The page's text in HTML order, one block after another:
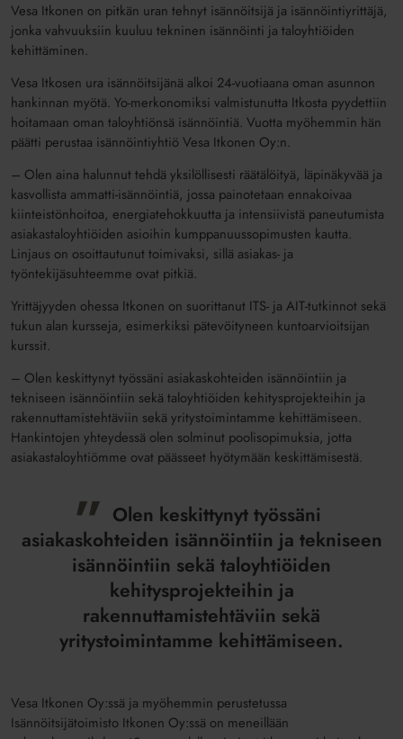
Vesa Itkonen on pitkän uran tehnyt isännöitsijä ja isännöintiyrittäjä,
jonka vahvuuksiin kuuluu tekninen isännöinti ja taloyhtiöiden
kehittäminen.
Vesa Itkosen ura isännöitsijänä alkoi 24-vuotiaana oman asunnon
hankinnan myötä. Yo-merkonomiksi valmistunutta Itkosta pyydettiin
hoitamaan oman taloyhtiönsä isännöintiä. Vuotta myöhemmin hän
päätti perustaa isännöintiyhtiö Vesa Itkonen Oy:n.
– Olen aina halunnut tehdä yksilöllisesti räätälöityä, läpinäkyvää ja
kasvollista ammatti-isännöintiä, jossa painotetaan ennakoivaa
kiinteistönhoitoa, energiatehokkuutta ja intensiivistä paneutumista
asiakastaloyhtiöiden asioihin kumppanuussopimusten kautta.
Linjaus on osoittautunut toimivaksi, sillä asiakas- ja
työntekijäsuhteemme ovat pitkiä.
Yrittäjyyden ohessa Itkonen on suorittanut ITS- ja AIT-tutkinnot sekä
tukun alan kursseja, esimerkiksi pätevöityneen kuntoarvioitsijan
kurssit.
– Olen keskittynyt työssäni asiakaskohteiden isännöintiin ja
tekniseen isännöintiin sekä taloyhtiöiden kehitysprojekteihin ja
rakennuttamistehtäviin sekä yritystoimintamme kehittämiseen.
Hankintojen yhteydessä olen solminut poolisopimuksia, jotta
asiakastaloyhtiömme ovat päässeet hyötymään keskittämisestä.
Olen keskittynyt työssäni
asiakaskohteiden isännöintiin ja tekniseen
isännöintiin sekä taloyhtiöiden
kehitysprojekteihin ja
rakennuttamistehtäviin sekä
yritystoimintamme kehittämiseen.
Vesa Itkonen Oy:ssä ja myöhemmin perustetussa
Isännöitsijätoimisto Itkonen Oy:ssä on meneillään